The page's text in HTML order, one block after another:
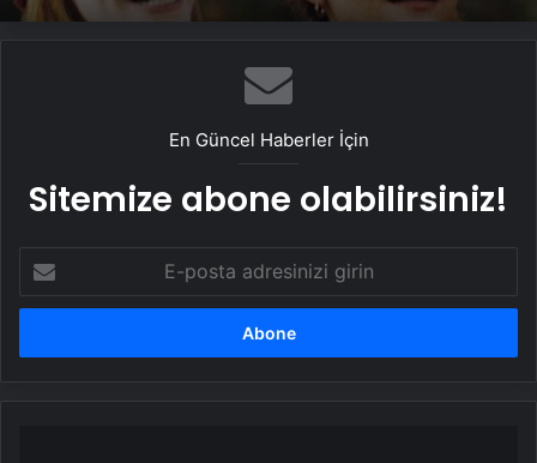
En Güncel Haberler İçin
Sitemize abone olabilirsiniz!
posta
adresinizi